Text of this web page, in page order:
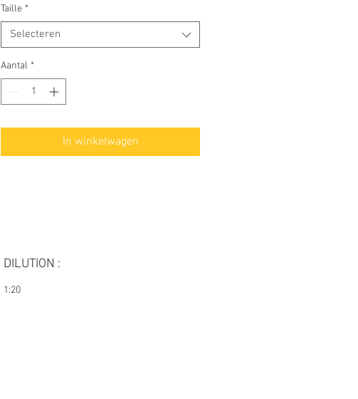
Taille *
Selecteren
Aantal *
In winkelwagen
DILUTION :
1:20